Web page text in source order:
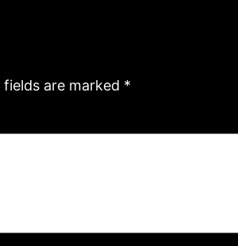
fields are marked *